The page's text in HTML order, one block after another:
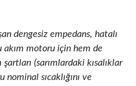
dengesiz empedans, hatalı
akım motoru için hem de
(sarımlardaki kısalıklar
sıcaklığını ve